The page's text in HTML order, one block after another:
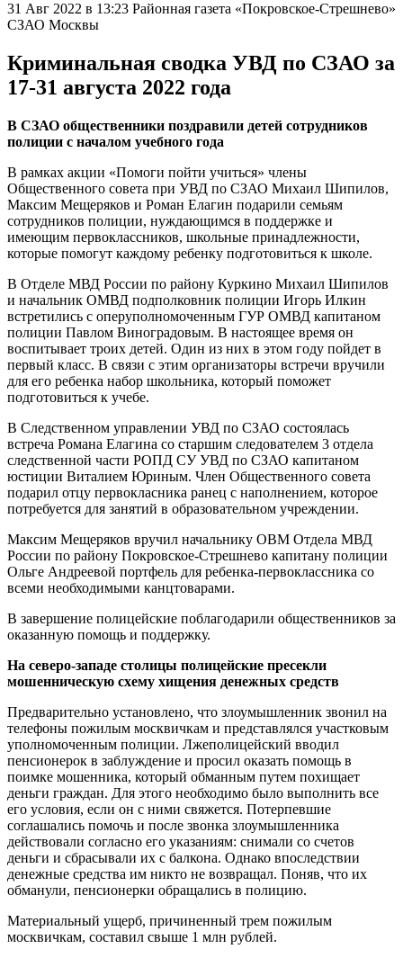
31 Авг 2022 в 13:23 Районная газета «Покровское-Стрешнево»
СЗАО Москвы
Криминальная сводка УВД по СЗАО за
17-31 августа 2022 года
В СЗАО общественники поздравили детей сотрудников
полиции с началом учебного года
В рамках акции «Помоги пойти учиться» члены
Общественного совета при УВД по СЗАО Михаил Шипилов,
Максим Мещеряков и Роман Елагин подарили семьям
сотрудников полиции, нуждающимся в поддержке и
имеющим первоклассников, школьные принадлежности,
которые помогут каждому ребенку подготовиться к школе.
В Отделе МВД России по району Куркино Михаил Шипилов
и начальник ОМВД подполковник полиции Игорь Илкин
встретились с оперуполномоченным ГУР ОМВД капитаном
полиции Павлом Виноградовым. В настоящее время он
воспитывает троих детей. Один из них в этом году пойдет в
первый класс. В связи с этим организаторы встречи вручили
для его ребенка набор школьника, который поможет
подготовиться к учебе.
В Следственном управлении УВД по СЗАО состоялась
встреча Романа Елагина со старшим следователем 3 отдела
следственной части РОПД СУ УВД по СЗАО капитаном
юстиции Виталием Юриным. Член Общественного совета
подарил отцу первокласника ранец с наполнением, которое
потребуется для занятий в образовательном учреждении.
Максим Мещеряков вручил начальнику ОВМ Отдела МВД
России по району Покровское-Стрешнево капитану полиции
Ольге Андреевой портфель для ребенка-первоклассника со
всеми необходимыми канцтоварами.
В завершение полицейские поблагодарили общественников за
оказанную помощь и поддержку.
На северо-западе столицы полицейские пресекли
мошенническую схему хищения денежных средств
Предварительно установлено, что злоумышленник звонил на
телефоны пожилым москвичкам и представлялся участковым
уполномоченным полиции. Лжеполицейский вводил
пенсионерок в заблуждение и просил оказать помощь в
поимке мошенника, который обманным путем похищает
деньги граждан. Для этого необходимо было выполнить все
его условия, если он с ними свяжется. Потерпевшие
соглашались помочь и после звонка злоумышленника
действовали согласно его указаниям: снимали со счетов
деньги и сбрасывали их с балкона. Однако впоследствии
денежные средства им никто не возвращал. Поняв, что их
обманули, пенсионерки обращались в полицию.
Материальный ущерб, причиненный трем пожилым
москвичкам, составил свыше 1 млн рублей.